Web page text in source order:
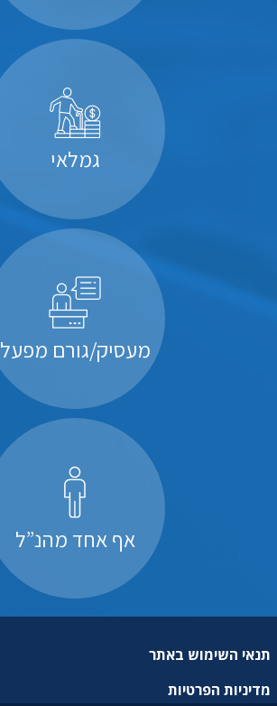
גמלאי
מעסיק/גורם מפעל
אף אחד מהנ”ל
תנאי השימוש באתר
מדיניות הפרטיות